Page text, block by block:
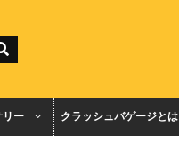
リー クラッシュバゲージとは